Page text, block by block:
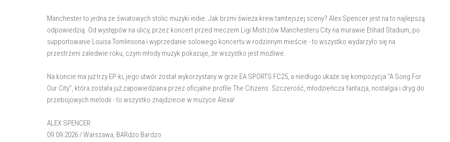
Manchester to jedna ze światowych stolic muzyki indie. Jak brzmi świeża krew tamtejszej sceny? Alex Spencer jest na to najlepszą
odpowiedzią. Od występów na ulicy, przez koncert przed meczem Ligi Mistrzów Manchesteru City na murawie Etihad Stadium, po
supportowanie Louisa Tomlinsona i wyprzedanie solowego koncertu w rodzinnym mieście - to wszystko wydarzyło się na
przestrzeni zaledwie roku, czym młody muzyk pokazuje, że wszystko jest możliwe.
Na koncie ma już trzy EP-ki, jego utwór został wykorzystany w grze EA SPORTS FC25, a niedługo ukaże się kompozycja "A Song For
Our City", która została już zapowiedziana przez oficjalne profile The Citizens. Szczerość, młodzieńcza fantazja, nostalgia i dryg do
przebojowych melodii - to wszystko znajdziecie w muzyce Alexa!
ALEX SPENCER
09.09.2026 / Warszawa, BARdzo Bardzo